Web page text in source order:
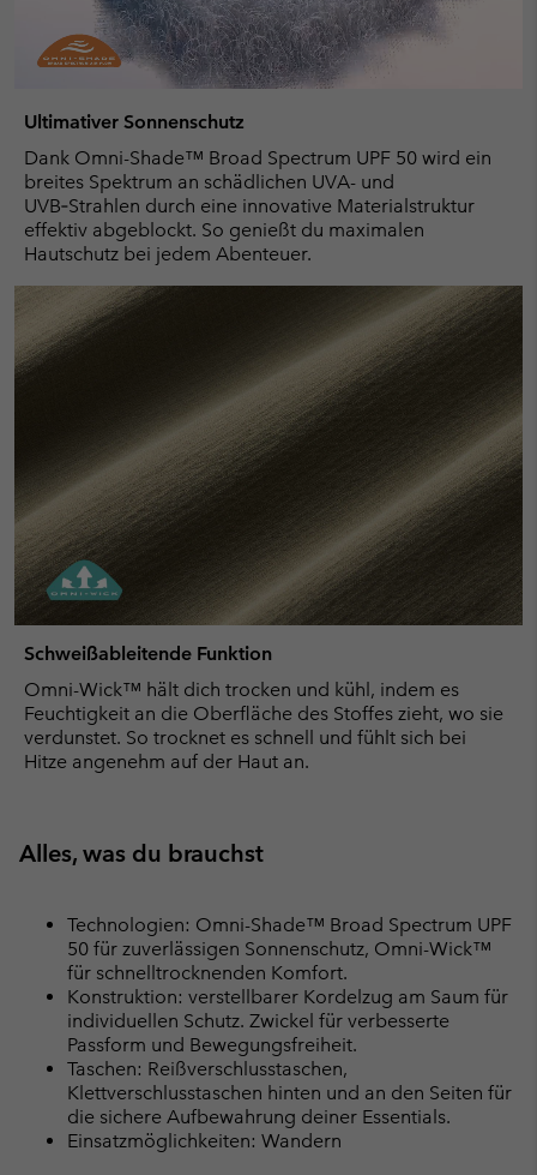
Ultimativer Sonnenschutz
Dank Omni-Shade™ Broad Spectrum UPF 50 wird ein
breites Spektrum an schädlichen UVA- und
UVB‑Strahlen durch eine innovative Materialstruktur
effektiv abgeblockt. So genießt du maximalen
Hautschutz bei jedem Abenteuer.
Schweißableitende Funktion
Omni-Wick™ hält dich trocken und kühl, indem es
Feuchtigkeit an die Oberfläche des Stoffes zieht, wo sie
verdunstet. So trocknet es schnell und fühlt sich bei
Hitze angenehm auf der Haut an.
Alles, was du brauchst
Technologien: Omni-Shade™ Broad Spectrum UPF
50 für zuverlässigen Sonnenschutz, Omni-Wick™
für schnelltrocknenden Komfort.
Konstruktion: verstellbarer Kordelzug am Saum für
individuellen Schutz. Zwickel für verbesserte
Passform und Bewegungsfreiheit.
Taschen: Reißverschlusstaschen,
Klettverschlusstaschen hinten und an den Seiten für
die sichere Aufbewahrung deiner Essentials.
Einsatzmöglichkeiten: Wandern